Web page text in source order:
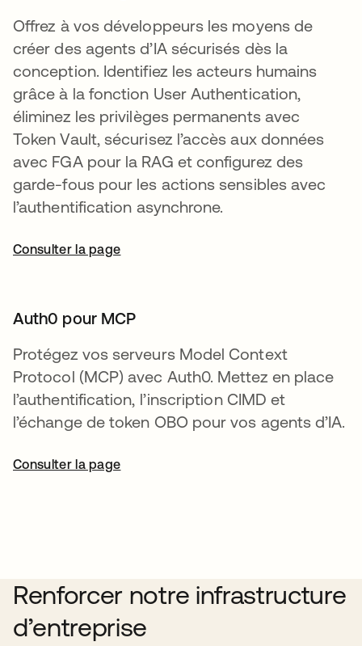
Offrez à vos développeurs les moyens de
créer des agents d’IA sécurisés dès la
conception. Identifiez les acteurs humains
grâce à la fonction User Authentication,
éliminez les privilèges permanents avec
Token Vault, sécurisez l’accès aux données
avec FGA pour la RAG et configurez des
garde-fous pour les actions sensibles avec
l’authentification asynchrone.
Consulter la page
Auth0 pour MCP
Protégez vos serveurs Model Context
Protocol (MCP) avec Auth0. Mettez en place
l’authentification, l’inscription CIMD et
l’échange de token OBO pour vos agents d’IA.
Consulter la page
Renforcer notre infrastructure
d’entreprise